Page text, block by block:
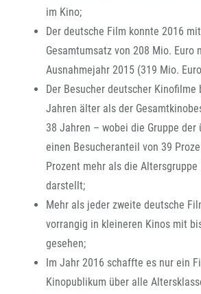
im Kino;
Der deutsche Film konnte 2016
Gesamtumsatz von 208 Mio. Euro
Ausnahmejahr 2015 (319 Mio.
Der Besucher deutscher
Jahren älter als der
38 Jahren – wobei die Gruppe der
einen Besucheranteil von 39
Prozent mehr als die Altersgruppe
darstellt;
Mehr als jeder zweite deutsche
vorrangig in kleineren Kinos mit
gesehen;
Im Jahr 2016 schaffte es nur ein
Kinopublikum über alle